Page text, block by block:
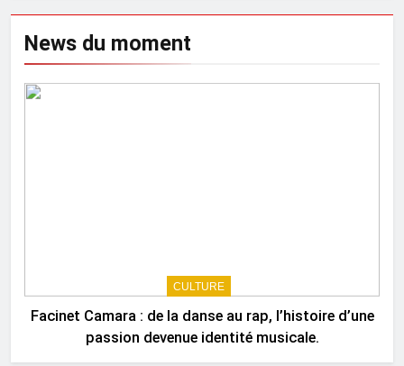
News du moment
CULTURE
Facinet Camara : de la danse au rap, l’histoire d’une
passion devenue identité musicale.